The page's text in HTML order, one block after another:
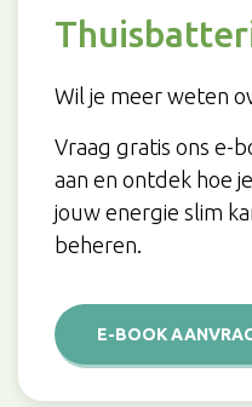
Wil je meer weten
Vraag gratis ons e-
aan en ontdek hoe je
jouw energie slim
beheren.
E-BOOK